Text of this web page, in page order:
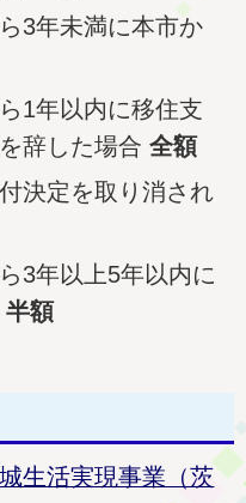
3年未満に本市か
1年以内に移住支
辞した場合全額
決定を取り消され
3年以上5年以内に
半額
生活実現事業（茨